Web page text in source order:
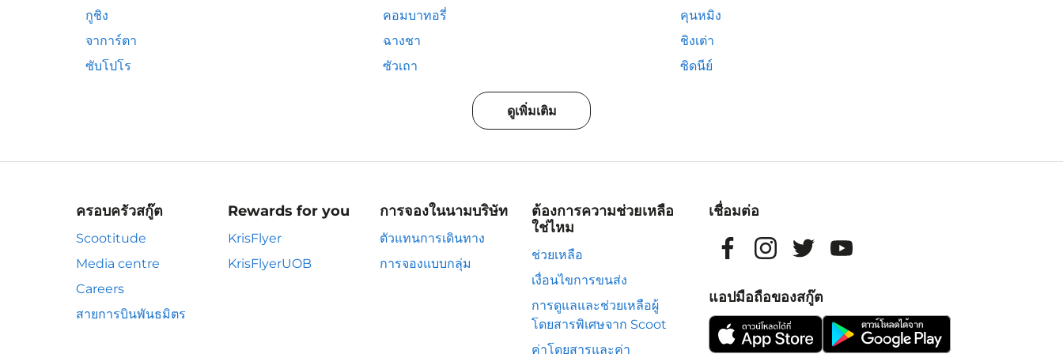
กูชิง คอมบาทอรี่
คุนหมิง
จาการ์ตา
ฉางชา
ชิงเต่า
ซับโปโร
ซัวเถา ซิดนีย์
ดูเพิ่มเติม
ครอบครัวสกู๊ต
Scootitude
Media centre
Careers
สายการบินพันธมิตร
Rewards for you
KrisFlyer
KrisFlyerUOB
การจองในนามบริษัท
ตัวแทนการเดินทาง
การจองแบบกลุ่ม
ต้องการความช่วยเหลือ
ใช่ไหม
ช่วยเหลือ
เงื่อนไขการขนส่ง
การดูแลและช่วยเหลือผู้
โดยสารพิเศษจาก Scoot
ค่าโดยสารและค่า
เชื่อมต่อ
แอปมือถือของสกู๊ต